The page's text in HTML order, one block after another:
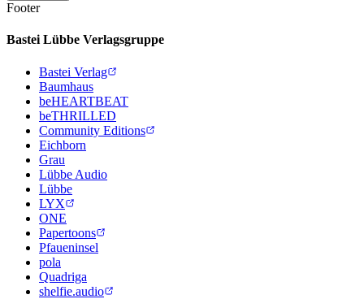
Footer
Bastei Lübbe Verlagsgruppe
Bastei Verlag
Baumhaus
beHEARTBEAT
beTHRILLED
Community Editions
Eichborn
Grau
Lübbe Audio
Lübbe
LYX
ONE
Papertoons
Pfaueninsel
pola
Quadriga
shelfie.audio